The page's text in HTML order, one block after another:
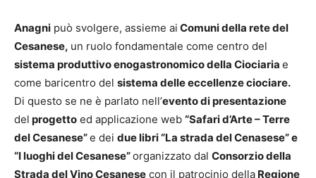
Anagni può svolgere, assieme ai Comuni della rete del
Cesanese, un ruolo fondamentale come centro del
sistema produttivo enogastronomico della Ciociaria e
come baricentro del sistema delle eccellenze ciociare.
Di questo se ne è parlato nell’evento di presentazione
del progetto ed applicazione web “Safari d’Arte – Terre
del Cesanese”e dei due libri “La strada del Cenasese” e
“I luoghi del Cesanese”organizzato dal Consorzio della
Strada del Vino Cesanese con il patrocinio della Regione